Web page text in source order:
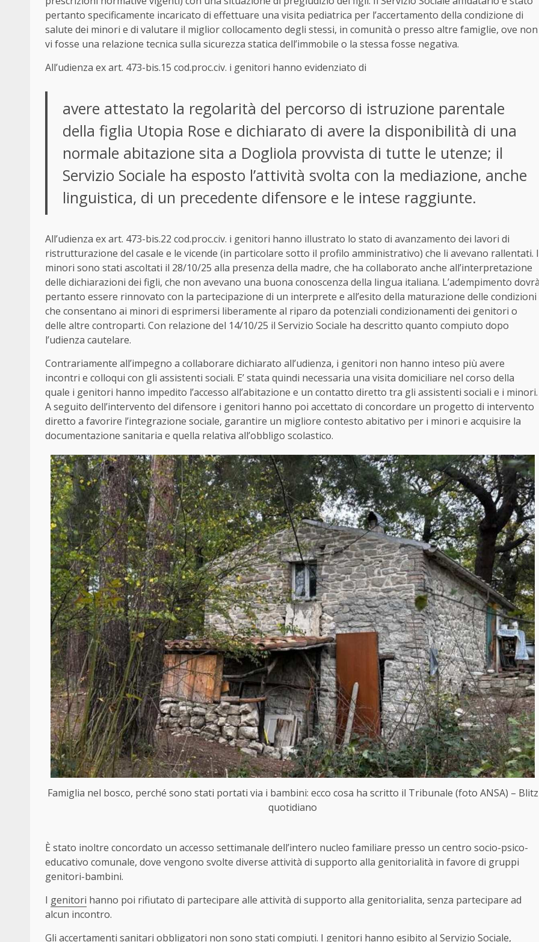
pertanto specificamente incaricato di effettuare una visita pediatrica per l’accertamento della condizione di
salute dei minori e di valutare il miglior collocamento degli stessi, in comunità o presso altre famiglie, ove non
vi fosse una relazione tecnica sulla sicurezza statica dell’immobile o la stessa fosse negativa.
All’udienza ex art. 473-bis.15 cod.proc.civ. i genitori hanno evidenziato di
avere attestato la regolarità del percorso di istruzione parentale
della figlia Utopia Rose e dichiarato di avere la disponibilità di una
normale abitazione sita a Dogliola provvista di tutte le utenze; il
Servizio Sociale ha esposto l’attività svolta con la mediazione, anche
linguistica, di un precedente difensore e le intese raggiunte.
All’udienza ex art. 473-bis.22 cod.proc.civ. i genitori hanno illustrato lo stato di avanzamento dei lavori di
ristrutturazione del casale e le vicende (in particolare sotto il profilo amministrativo) che li avevano rallentati. I
minori sono stati ascoltati il 28/10/25 alla presenza della madre, che ha collaborato anche all’interpretazione
delle dichiarazioni dei figli, che non avevano una buona conoscenza della lingua italiana. L’adempimento
pertanto essere rinnovato con la partecipazione di un interprete e all’esito della maturazione delle condizioni
che consentano ai minori di esprimersi liberamente al riparo da potenziali condizionamenti dei genitori o
delle altre controparti. Con relazione del 14/10/25 il Servizio Sociale ha descritto quanto compiuto dopo
l’udienza cautelare.
Contrariamente all’impegno a collaborare dichiarato all’udienza, i genitori non hanno inteso più avere
incontri e colloqui con gli assistenti sociali. E’ stata quindi necessaria una visita domiciliare nel corso della
quale i genitori hanno impedito l’accesso all’abitazione e un contatto diretto tra gli assistenti sociali e i minori.
A seguito dell’intervento del difensore i genitori hanno poi accettato di concordare un progetto di intervento
diretto a favorire l’integrazione sociale, garantire un migliore contesto abitativo per i minori e acquisire la
documentazione sanitaria e quella relativa all’obbligo scolastico.
Famiglia nel bosco, perché sono stati portati via i bambini: ecco cosa ha scritto il Tribunale (foto ANSA) – Blitz
quotidiano
È stato inoltre concordato un accesso settimanale dell’intero nucleo familiare presso un centro socio-psico-
educativo comunale, dove vengono svolte diverse attività di supporto alla genitorialità in favore di gruppi
genitori-bambini.
I genitori hanno poi rifiutato di partecipare alle attività di supporto alla genitorialita, senza partecipare ad
alcun incontro.
Gli accertamenti sanitari obbligatori non sono stati compiuti. I genitori hanno esibito al Servizio Sociale,